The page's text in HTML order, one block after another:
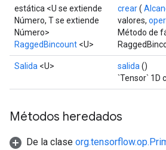
estática <U se extiende
Número, T se extiende
Número>
RaggedBincount <U>
crear(
valores,
Método de
Salida <U> salida ()
`Tensor` 1D
Métodos heredados
De la clase